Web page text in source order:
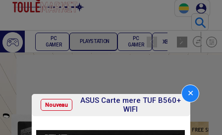
⚲
Nouveau
ASUS Carte mere TUF B560+
WIFI
✕
PC
GAMER
PLAYSTATION
PC
GAMER
XBOX
ECRAN
PC
GAMER